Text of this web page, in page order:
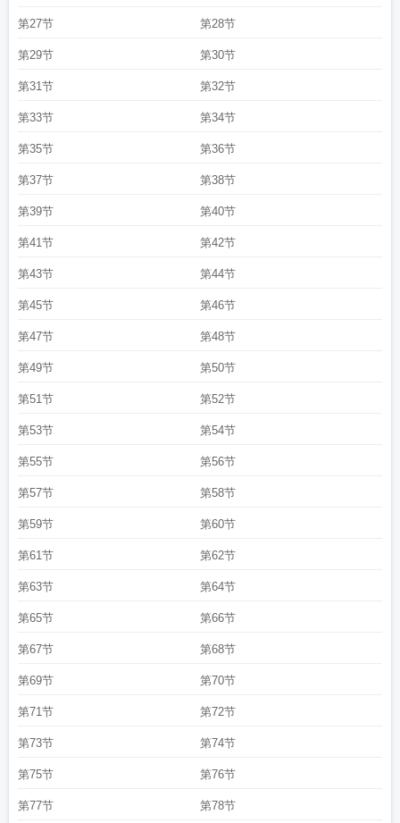
第27节 第28节
第29节 第30节
第31节 第32节
第33节 第34节
第35节 第36节
第37节 第38节
第39节 第40节
第41节 第42节
第43节 第44节
第45节 第46节
第47节 第48节
第49节 第50节
第51节 第52节
第53节 第54节
第55节 第56节
第57节 第58节
第59节 第60节
第61节 第62节
第63节 第64节
第65节 第66节
第67节 第68节
第69节 第70节
第71节 第72节
第73节 第74节
第75节 第76节
第77节 第78节